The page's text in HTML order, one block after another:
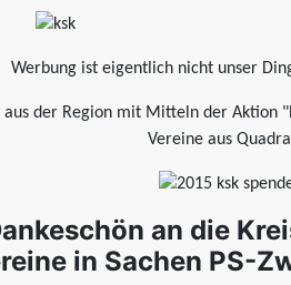
Werbung ist eigentlich nicht unser
aus der Region mit Mitteln der
Vereine aus
an die
in Sachen PS-